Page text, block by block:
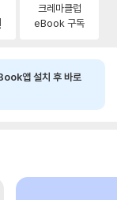
크레마클럽
eBook 구독
앱 설치 후 바로